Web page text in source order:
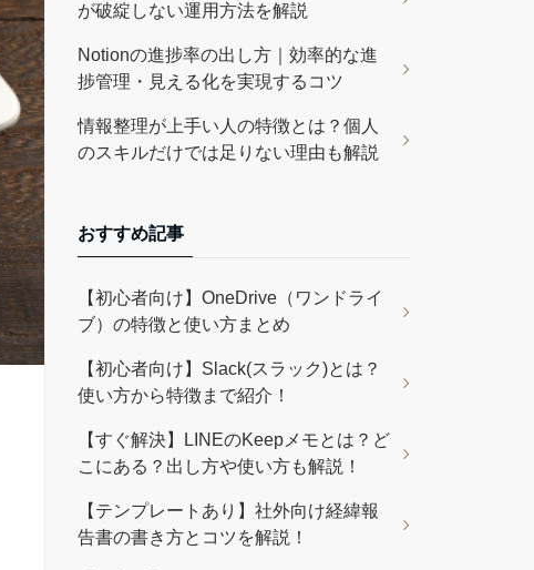
が破綻しない運用方法を解説
Notionの進捗率の出し方｜効率的な進
捗管理・見える化を実現するコツ
情報整理が上手い人の特徴とは？個人
のスキルだけでは足りない理由も解説
おすすめ記事
【初心者向け】OneDrive（ワンドライ
ブ）の特徴と使い方まとめ
【初心者向け】Slack(スラック)とは？
使い方から特徴まで紹介！
【すぐ解決】LINEのKeepメモとは？ど
こにある？出し方や使い方も解説！
【テンプレートあり】社外向け経緯報
告書の書き方とコツを解説！